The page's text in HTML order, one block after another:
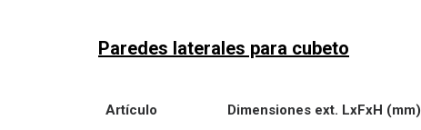
Paredes laterales para cubeto
Artículo Dimensiones ext. LxFxH (mm)